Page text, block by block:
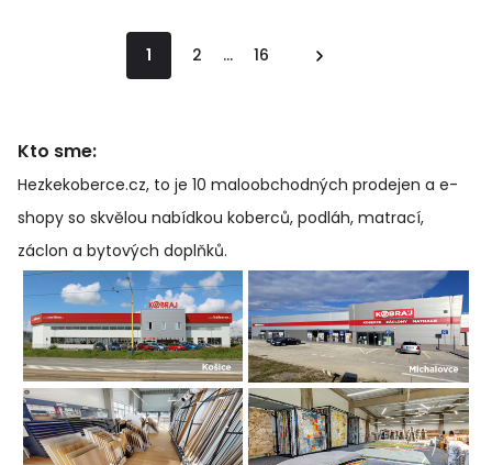
1 2 ... 16
Kto sme:
Hezkekoberce.cz, to je 10 maloobchodných prodejen a e-
shopy so skvělou nabídkou koberců, podláh, matrací,
záclon a bytových doplňků.